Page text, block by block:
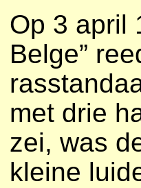
Op 3 april
Belge”
met drie
zei, was
kleine